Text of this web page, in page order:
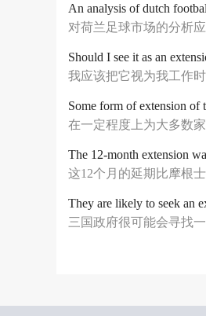
An analysis of dutch
对荷兰足球市场的分析
Should I see it as an
我应该把它视为我工作
Some form of extension of
在一定程度上为大多数
The 12-month extension
这12个月的延期比摩根
They are likely to seek an
三国政府很可能会寻找